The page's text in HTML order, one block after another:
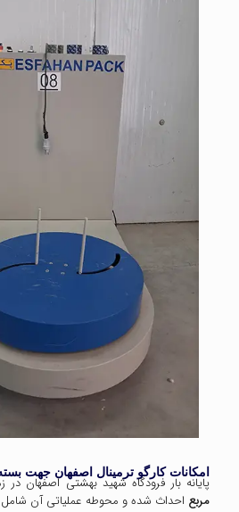
امکانات کارگو ترمینال اصفهان جهت
پایانه بار فرودگاه شهید بهشتی اصفهان
مربع احداث شده و محوطه عملیاتی آن شامل